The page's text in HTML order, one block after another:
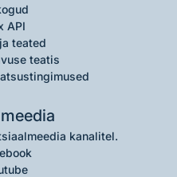
API
teated
teatis
kanalitel.